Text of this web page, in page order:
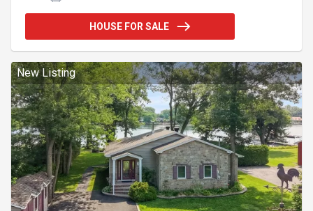
**piscine hors terre**, d'un vaste stationnement et
d'un emplacement de choix à **quelques minutes
rencontrent. **Ne manquez pas cette opportunité!**
Addendum:Magnifique propriété construite en 201
HOUSE FOR SALE
New Listing